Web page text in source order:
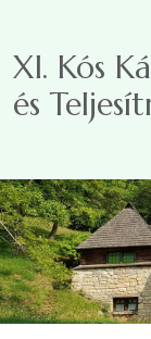
XI. Kós
és